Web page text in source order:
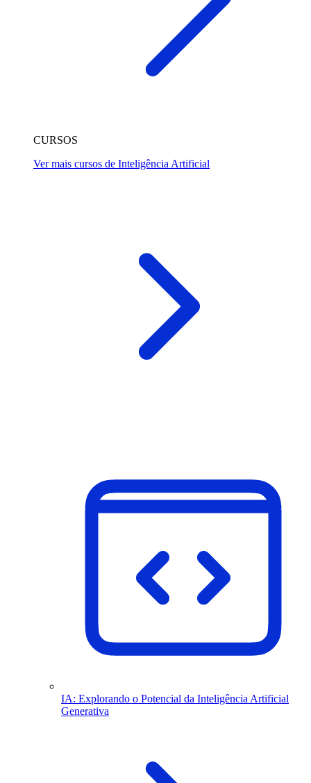
CURSOS
Ver mais cursos de Inteligência Artificial
IA: Explorando o Potencial da Inteligência Artificial
Generativa